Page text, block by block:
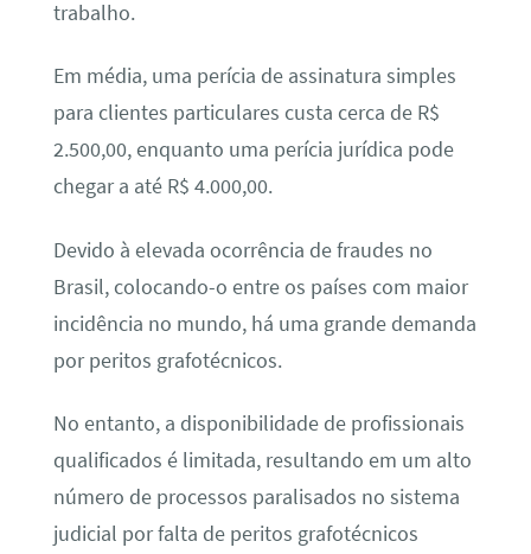
trabalho.
Em média, uma perícia de assinatura simples
para clientes particulares custa cerca de R$
2.500,00, enquanto uma perícia jurídica pode
chegar a até R$ 4.000,00.
Devido à elevada ocorrência de fraudes no
Brasil, colocando-o entre os países com maior
incidência no mundo, há uma grande demanda
por peritos grafotécnicos.
No entanto, a disponibilidade de profissionais
qualificados é limitada, resultando em um alto
número de processos paralisados no sistema
judicial por falta de peritos grafotécnicos